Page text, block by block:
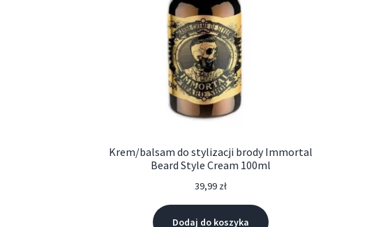
Krem/balsam do stylizacji brody Immortal
Beard Style Cream 100ml
39,99 zł
Dodaj do koszyka